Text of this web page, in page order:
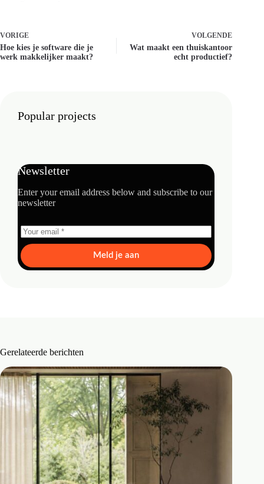
VORIGE
Hoe kies je software die je
werk makkelijker maakt?
VOLGENDE
Wat maakt een thuiskantoor
echt productief?
Popular projects
Newsletter
Enter your email address below and subscribe to our
newsletter
Meld je aan
Gerelateerde berichten